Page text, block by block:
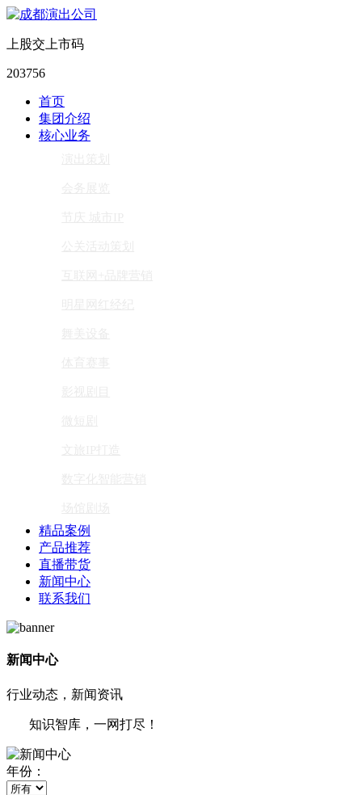
上股交上市码
203756
首页
集团介绍
核心业务
精品案例
产品推荐
直播带货
新闻中心
联系我们
新闻中心
行业动态，新闻资讯
知识智库，一网打尽！
年份：